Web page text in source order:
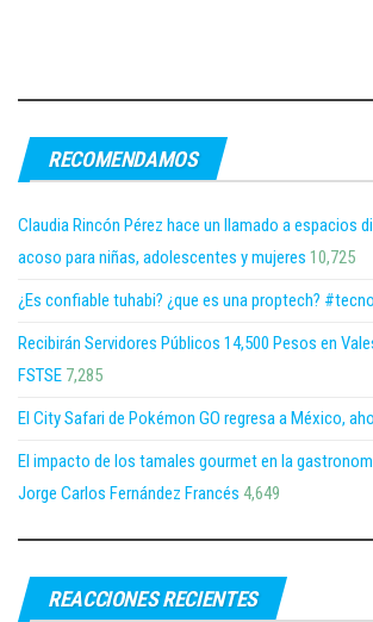
RECOMENDAMOS
Claudia Rincón Pérez hace un llamado a espacios
acoso para niñas, adolescentes y mujeres 10,725
¿Es confiable tuhabi? ¿que es una proptech?
Recibirán Servidores Públicos 14,500 Pesos en
FSTSE 7,285
El City Safari de Pokémon GO regresa a México,
El impacto de los tamales gourmet en la
Jorge Carlos Fernández Francés 4,649
REACCIONES RECIENTES